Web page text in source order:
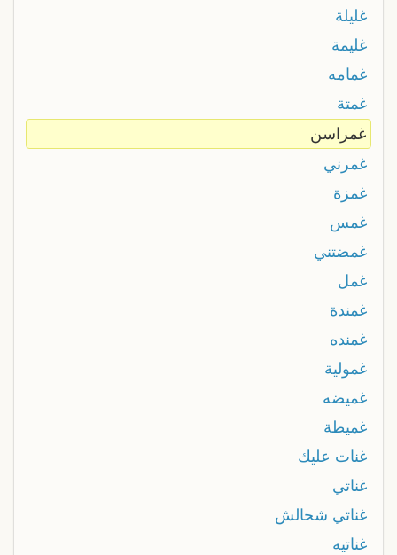
غليلة
غليمة
غمامه
غمتة
غمراسن
غمرني
غمزة
غمس
غمضتني
غمل
غمندة
غمنده
غمولية
غميضه
غميطة
غنات عليك
غناتي
غناتي شحالش
غناتيه